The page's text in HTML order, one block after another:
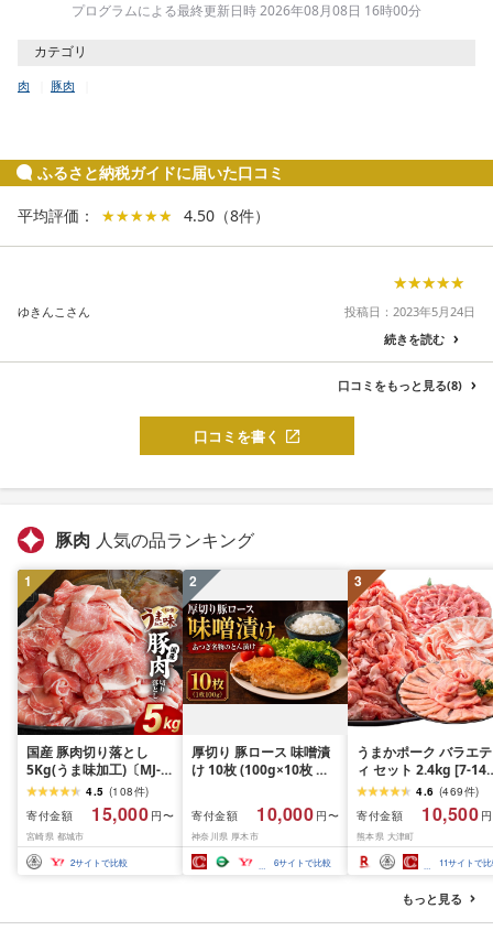
プログラムによる最終更新日時 2026年08月08日 16時00分
カテゴリ
肉 豚肉
ふるさと納税ガイドに届いた口コミ
平均評価： ★★★★★
★★★★★ 4.50 （8件）
★★★★★
★★★★★
ゆきんこさん
投稿日：2023年5月24日
続きを読む
口コミをもっと見る(8)
口コミを書く
豚肉 人気の品ランキング
1
国産 豚肉切り落とし
5Kg(うま味加工)〔MJ-
3647〕_(都城市) 豚肉切
4.5 (108件)
寄付金額
15,000 円〜
宮崎県 都城市
2サイトで比較
2
厚切り 豚ロース 味噌漬
け 10枚 (100g×10枚 約
ん漬 とん漬け 味噌漬 み
そ漬け 豚肉 ロース ぶた
にく 豚 肉 冷凍 味噌 惣
菜 おかず 一品 焼くだけ
簡単 神奈川県 厚木市 株
寄付金額 10,000 円〜
神奈川県 厚木市
6サイトで比較
3
うまかポーク バラエテ
ィ セット 2.4kg [7-14
以内に出荷予定(土日祝
除く)](2.4kg)
4.6 (469件)
寄付金額
10,500
熊本県 大津町
11サイトで
もっと見る